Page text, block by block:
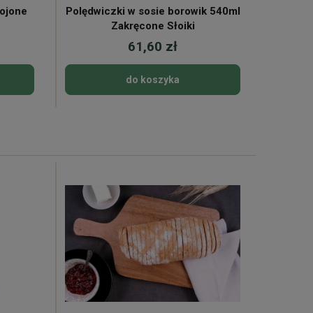
Polędwiczki w sosie borowik 540ml
Zakręcone Słoiki
61,60 zł
do koszyka